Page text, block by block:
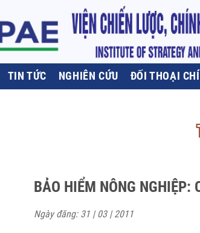
TIN TỨC NGHIÊN CỨU ĐỐI THOẠI
BẢO HIỂM NÔNG NGHIỆP:
Ngày đăng: 31 | 03 | 2011